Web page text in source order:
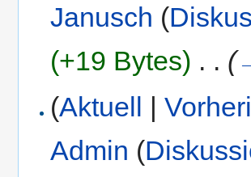
Janusch (
(+19 Bytes) . . (
(Aktuell |
Admin (